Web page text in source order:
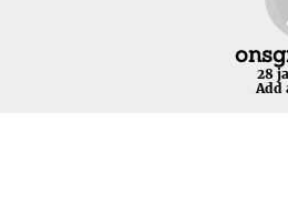
28
Add